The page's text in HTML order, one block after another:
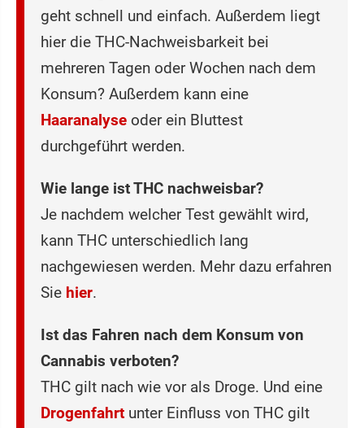
geht schnell und einfach. Außerdem liegt
hier die THC-Nachweisbarkeit bei
mehreren Tagen oder Wochen nach dem
Konsum? Außerdem kann eine
Haaranalyse oder ein Bluttest
durchgeführt werden.
Wie lange ist THC nachweisbar?
Je nachdem welcher Test gewählt wird,
kann THC unterschiedlich lang
nachgewiesen werden. Mehr dazu erfahren
Sie hier.
Ist das Fahren nach dem Konsum von
Cannabis verboten?
THC gilt nach wie vor als Droge. Und eine
Drogenfahrt unter Einfluss von THC gilt